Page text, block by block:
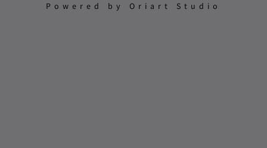
Powered by Oriart Studio